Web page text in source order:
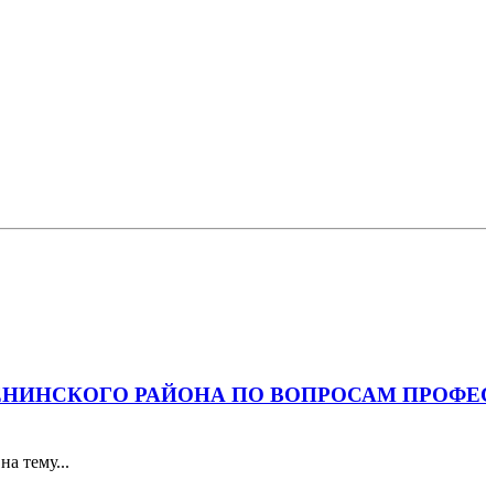
РАЙОНА ПО ВОПРОСАМ
тему...